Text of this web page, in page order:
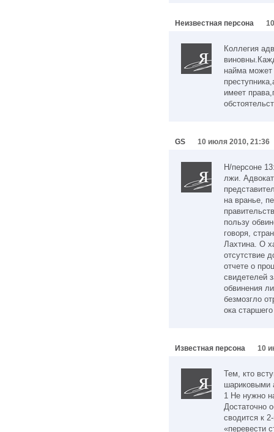
Неизвестная персона
Коллегия
найма может
имеет
GS 10 июля 2010, 21:36
Н/персоне
лжи.
на вранье,
пользу
говоря,
Лахтина. О
отсутствие
отчете о
свидетелей
обвинения
безмозгло
ока
Известная персона 10
Тем, кто
шариковыми
1 Не нужно
Достаточно
сводится к
«перевести